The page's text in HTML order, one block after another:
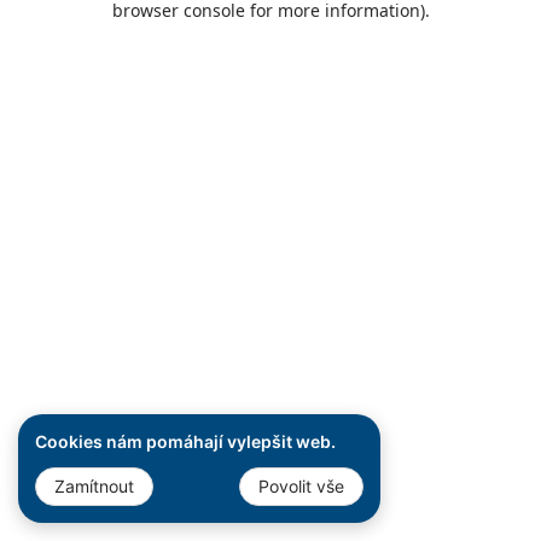
Cookies nám pomáhají vylepšit web.
Zamítnout Povolit vše
browser console for more information).